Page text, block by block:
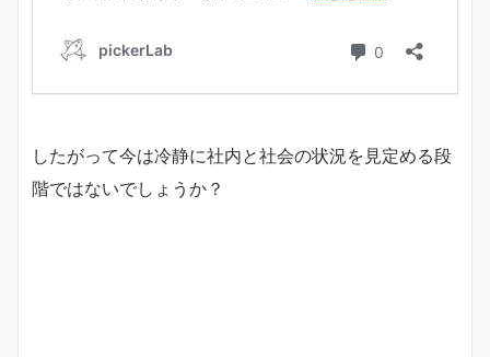
したがって今は冷静に社内と社会の状況を見定める段
階ではないでしょうか？